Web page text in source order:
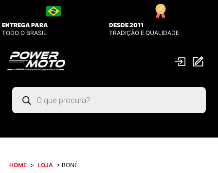
ENTREGA PARA
TODO O BRASIL
DESDE 2011
TRADIÇÃO E QUALIDADE
Pesquisar
produtos
HOME > LOJA > BONÉ